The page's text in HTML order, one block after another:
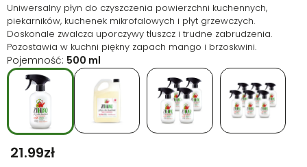
Uniwersalny płyn do czyszczenia powierzchni kuchennych,
piekarników, kuchenek mikrofalowych i płyt grzewczych.
Doskonale zwalcza uporczywy tłuszcz i trudne zabrudzenia.
Pozostawia w kuchni piękny zapach mango i brzoskwini.
Pojemność: 500 ml
21.99Zł